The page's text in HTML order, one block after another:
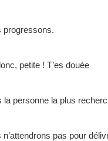
progressons.
petite ! T’es douée
la personne la plus
n’attendrons pas pour